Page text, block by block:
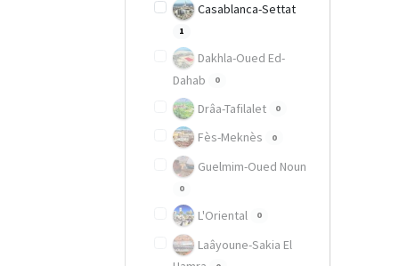
Casablanca-Settat
1
Dakhla-Oued Ed-
Dahab
0
Drâa-Tafilalet 0
Fès-Meknès 0
Guelmim-Oued Noun
0
L'Oriental 0
Laâyoune-Sakia El